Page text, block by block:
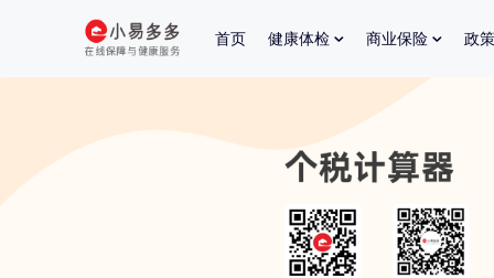
首页 健康体检 商业保险 政